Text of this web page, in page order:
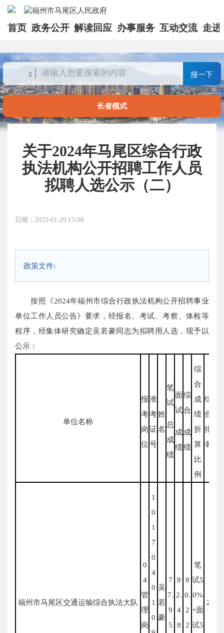
首页 政务公开 解读回应 办事服务 互动交流 走进
搜一下
长者模式
关于2024年马尾区综合行政
执法机构公开招聘工作人员
拟聘人选公示（二）
日期：2025-01-20 15:08
政策文件:
按照《2024年福州市综合行政执法机构公开招聘事业
单位工作人员公告》要求，经报名、考试、考察、体检等
程序，经集体研究确定吴若豪同志为拟聘用人选，现予以
公示：
单位名称
报
考
岗
位
准
考
证
号
姓
名
笔
试
总
成
绩
面
试
成
绩
综
合
成
绩
综
合
成
绩
折
算
比
例
综
合
排
名
福州市马尾区交通运输综合执法大队
0
4
管
理
岗
1
0
1
7
0
4
0
1
0
吴
若
豪
7
7.
9
5
8
2.
4
8
8
0.
2
2
笔
试5
0%
+面
试5
2